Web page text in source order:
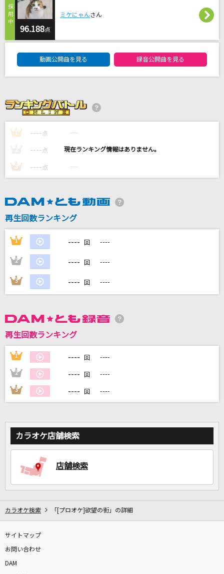
ポルノグラフィティ
お姫様の作り方
＝LOVE
ray 超かぐや姫！Version(ビデオクリップバージ
ョン)
ケセラセラ
Mrs. GREEN APPLE
もっと見る
DAMの新曲・ランキングなど
DAMに会員登録・ログインして
家族や友達と一緒に！練習にも！
96.188点
ミケにゃんさん
動画公開曲を見る 録音公開曲を見る
1 ---- 点 ----
---- 点 ----
3 ---- 点 ----
再生回数ランキング
1 ---- 回 ----
2 ---- 回 ----
3 ---- 回 ----
再生回数ランキング
1 ---- 回 ----
2 ---- 回 ----
3 ---- 回 ----
カラオケ店舗検索
店舗検索
カラオケ検索 「[プロオケ]欲望の街」の詳細
サイトマップ
お問い合わせ
DAM